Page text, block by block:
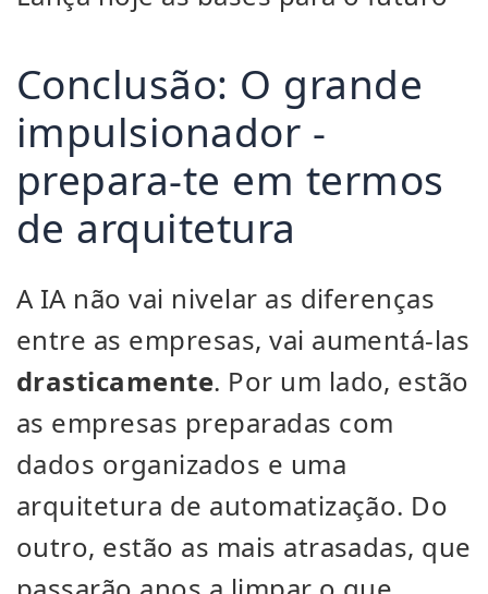
Conclusão: O grande
impulsionador -
prepara-te em termos
de arquitetura
A IA não vai nivelar as diferenças
entre as empresas, vai aumentá-las
drasticamente. Por um lado, estão
as empresas preparadas com
dados organizados e uma
arquitetura de automatização. Do
outro, estão as mais atrasadas, que